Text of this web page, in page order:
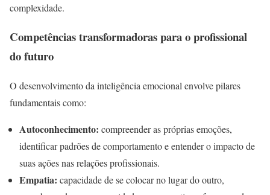
complexidade.
Competências transformadoras para o profissional
do futuro
O desenvolvimento da inteligência emocional envolve pilares
fundamentais como:
Autoconhecimento: compreender as próprias emoções,
identificar padrões de comportamento e entender o impacto de
suas ações nas relações profissionais.
Empatia: capacidade de se colocar no lugar do outro,